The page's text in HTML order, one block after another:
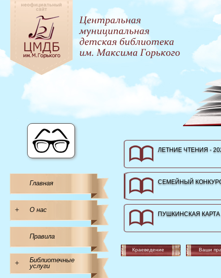
Главная
+ О нас
Правила
+
Библиотечные
услуги
ЛЕТНИЕ ЧТЕНИЯ -
СЕМЕЙНЫЙ
ПУШКИНСКАЯ КАРТА
Краеведение Ваши